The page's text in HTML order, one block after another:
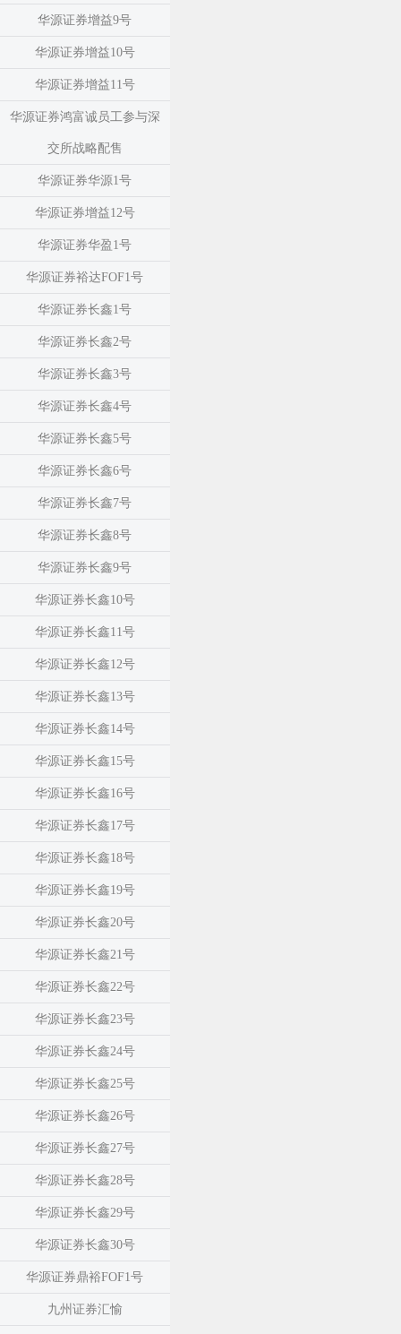
华源证券增益9号
华源证券增益10号
华源证券增益11号
华源证券鸿富诚员工参与深
交所战略配售
华源证券华源1号
华源证券增益12号
华源证券华盈1号
华源证券裕达FOF1号
华源证券长鑫1号
华源证券长鑫2号
华源证券长鑫3号
华源证券长鑫4号
华源证券长鑫5号
华源证券长鑫6号
华源证券长鑫7号
华源证券长鑫8号
华源证券长鑫9号
华源证券长鑫10号
华源证券长鑫11号
华源证券长鑫12号
华源证券长鑫13号
华源证券长鑫14号
华源证券长鑫15号
华源证券长鑫16号
华源证券长鑫17号
华源证券长鑫18号
华源证券长鑫19号
华源证券长鑫20号
华源证券长鑫21号
华源证券长鑫22号
华源证券长鑫23号
华源证券长鑫24号
华源证券长鑫25号
华源证券长鑫26号
华源证券长鑫27号
华源证券长鑫28号
华源证券长鑫29号
华源证券长鑫30号
华源证券鼎裕FOF1号
九州证券汇愉